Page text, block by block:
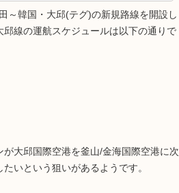
～韓国・大邱(テグ)の新規路線を開設し
線の運航スケジュールは以下の通りで
大邱国際空港を釜山/金海国際空港に次
いという狙いがあるようです。